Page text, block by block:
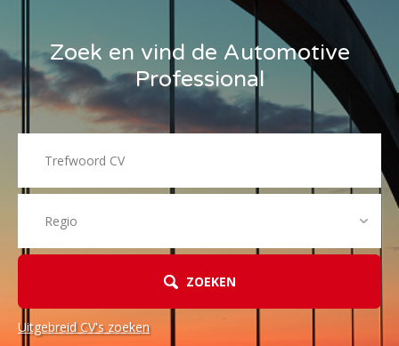
Zoek en vind de Automotive
Professional
ZOEKEN
Uitgebreid CV's zoeken